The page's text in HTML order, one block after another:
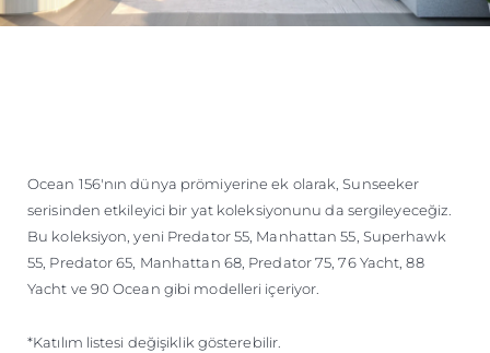
Ocean 156'nın dünya prömiyerine ek olarak, Sunseeker
serisinden etkileyici bir yat koleksiyonunu da sergileyeceğiz.
Bu koleksiyon, yeni Predator 55, Manhattan 55, Superhawk
55, Predator 65, Manhattan 68, Predator 75, 76 Yacht, 88
Yacht ve 90 Ocean gibi modelleri içeriyor.
*Katılım listesi değişiklik gösterebilir.